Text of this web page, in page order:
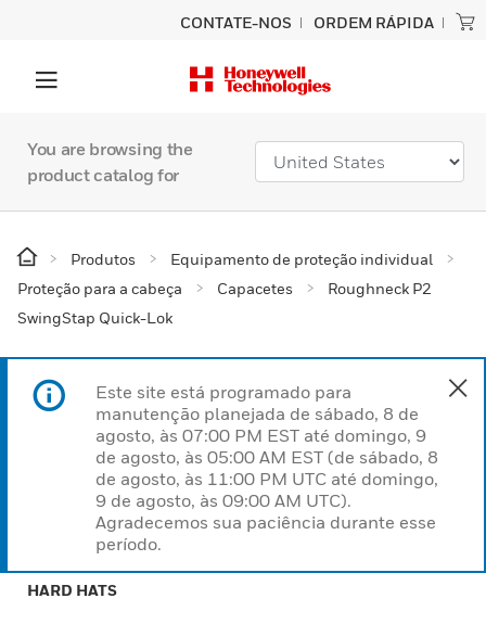
CONTATE-NOS ORDEM RÁPIDA
You are browsing the
product catalog for
Produtos
Equipamento de proteção individual
Proteção para a cabeça
Capacetes
Roughneck P2
SwingStap Quick-Lok
Este site está programado para
manutenção planejada de sábado, 8 de
agosto, às 07:00 PM EST até domingo, 9
de agosto, às 05:00 AM EST (de sábado, 8
de agosto, às 11:00 PM UTC até domingo,
9 de agosto, às 09:00 AM UTC).
Agradecemos sua paciência durante esse
período.
HARD HATS